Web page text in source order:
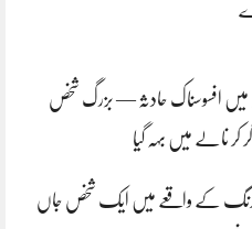
میں افسوسناک حادثہ — بزرگ شخص
کر نالے میں بہہ گیا
کے واقعے میں ایک شخص جاں